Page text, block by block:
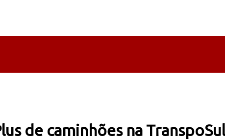
de caminhões na TranspoSul